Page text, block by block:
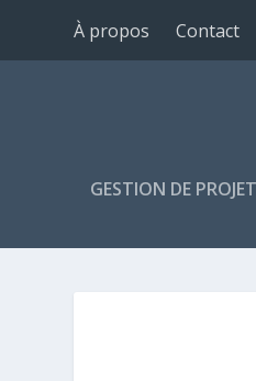
À propos Contact
GESTION DE PROJET